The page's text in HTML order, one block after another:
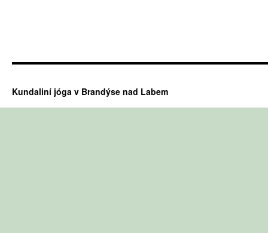
Kundaliní jóga v Brandýse nad Labem